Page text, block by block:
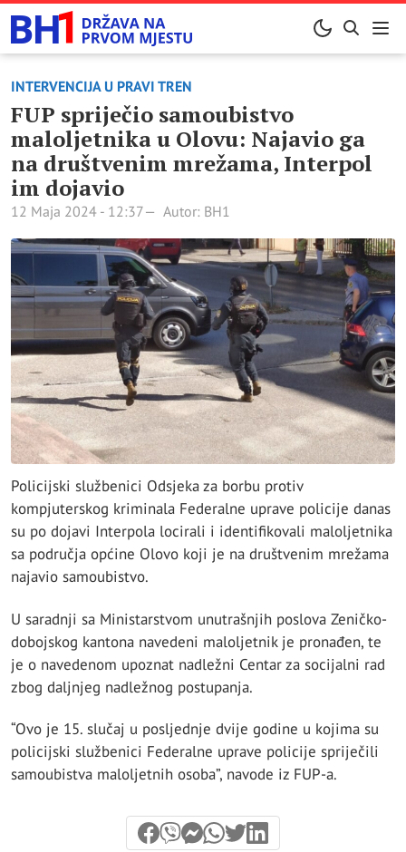
INTERVENCIJA U PRAVI TREN
FUP spriječio samoubistvo
maloljetnika u Olovu: Najavio ga
na društvenim mrežama, Interpol
im dojavio
12 Maja 2024 - 12:37 Autor: BH1
Policijski službenici Odsjeka za borbu protiv
kompjuterskog kriminala Federalne uprave policije danas
su po dojavi Interpola locirali i identifikovali maloljetnika
sa područja općine Olovo koji je na društvenim mrežama
najavio samoubistvo.
U saradnji sa Ministarstvom unutrašnjih poslova Zeničko-
dobojskog kantona navedeni maloljetnik je pronađen, te
je o navedenom upoznat nadležni Centar za socijalni rad
zbog daljnjeg nadležnog postupanja.
“Ovo je 15. slučaj u posljednje dvije godine u kojima su
policijski službenici Federalne uprave policije spriječili
samoubistva maloljetnih osoba”, navode iz FUP-a.